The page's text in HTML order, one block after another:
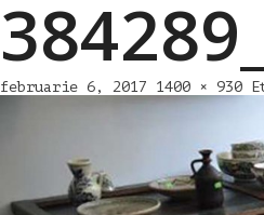
februarie 6, 2017 1400 × 930